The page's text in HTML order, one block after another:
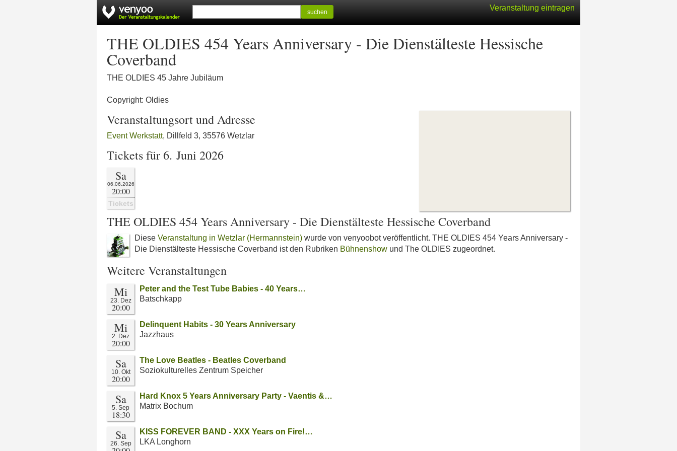
Veranstaltung eintragen
suchen
THE OLDIES 454 Years Anniversary - Die Dienstälteste Hessische
Coverband
THE OLDIES 45 Jahre Jubiläum
Copyright: Oldies
Veranstaltungsort und Adresse
Event Werkstatt, Dillfeld 3, 35576 Wetzlar
Tickets für 6. Juni 2026
Sa
06.06.2026
20:00
Tickets
THE OLDIES 454 Years Anniversary - Die Dienstälteste Hessische Coverband
Diese Veranstaltung in Wetzlar (Hermannstein) wurde von venyoobot veröffentlicht. THE OLDIES 454 Years Anniversary -
Die Dienstälteste Hessische Coverband ist den Rubriken Bühnenshow und The OLDIES zugeordnet.
Weitere Veranstaltungen
Mi
23. Dez
20:00
Peter and the Test Tube Babies - 40 Years…
Batschkapp
Mi
2. Dez
20:00
Delinquent Habits - 30 Years Anniversary
Jazzhaus
Sa
10. Okt
20:00
The Love Beatles - Beatles Coverband
Soziokulturelles Zentrum Speicher
Sa
5. Sep
18:30
Hard Knox 5 Years Anniversary Party - Vaentis &…
Matrix Bochum
Sa
26. Sep
KISS FOREVER BAND - XXX Years on Fire!…
LKA Longhorn